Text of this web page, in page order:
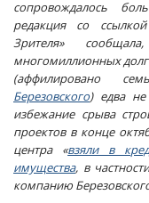
сопровождалось
редакция со
Зрителя»
многомиллионных
(аффилировано
Березовского) едва
избежание срыва
проектов в конце
центра «взяли в
имущества, в
компанию